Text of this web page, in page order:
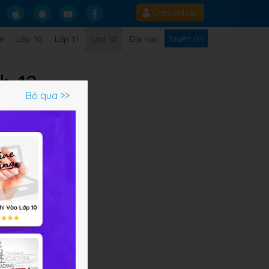
Đăng nhập
Lớp 10 Lớp 11 Lớp 12 Đại học Tuyển GV
12Bỏ qua >>